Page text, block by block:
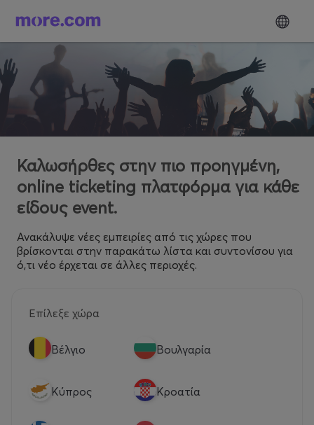
Καλωσήρθες στην πιο προηγμένη,
online ticketing πλατφόρμα για κάθε
είδους event.
Ανακάλυψε νέες εμπειρίες από τις χώρες που
βρίσκονται στην παρακάτω λίστα και συντονίσου για
ό,τι νέο έρχεται σε άλλες περιοχές.
Επίλεξε χώρα
Βέλγιο Βουλγαρία
Κύπρος Κροατία